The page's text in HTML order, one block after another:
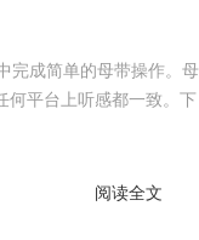
完成简单的母带操作。母
何平台上听感都一致。下
阅读全文